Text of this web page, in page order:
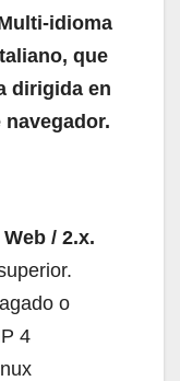
idioma
que
dirigida en
navegador.
/ 2.x.
o
4